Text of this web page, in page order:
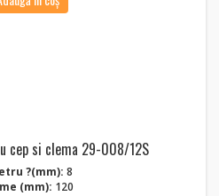
cep si clema 29-008/12S
?(mm): 8
(mm): 120